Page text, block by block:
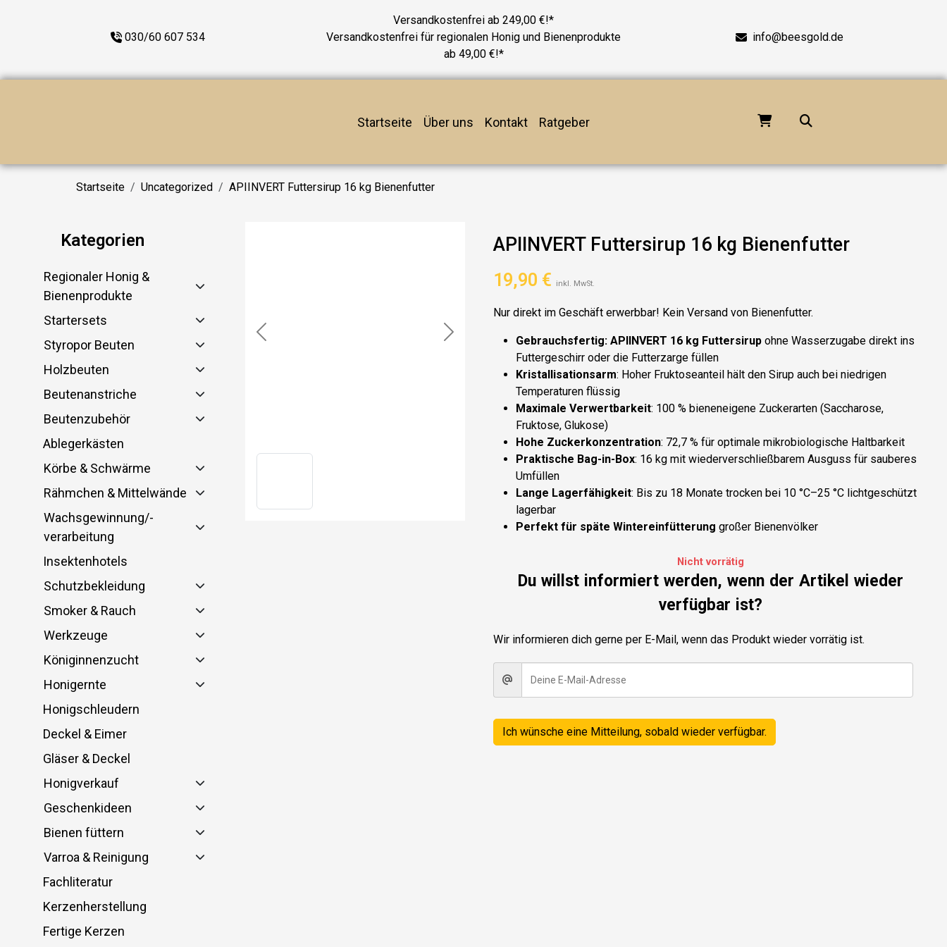
030/60 607 534
Versandkostenfrei ab 249,00 €!*
Versandkostenfrei für regionalen Honig und Bienenprodukte
ab 49,00 €!*
info@beesgold.de
Startseite Über uns Kontakt Ratgeber
Startseite Uncategorized APIINVERT Futtersirup 16 kg Bienenfutter
Kategorien
Regionaler Honig &
Bienenprodukte
Startersets
Styropor Beuten
Holzbeuten
Beutenanstriche
Beutenzubehör
Ablegerkästen
Körbe & Schwärme
Rähmchen & Mittelwände
Wachsgewinnung/-
verarbeitung
Insektenhotels
Schutzbekleidung
Smoker & Rauch
Werkzeuge
Königinnenzucht
Honigernte
Honigschleudern
Deckel & Eimer
Gläser & Deckel
Honigverkauf
Geschenkideen
Bienen füttern
Varroa & Reinigung
Fachliteratur
Kerzenherstellung
Fertige Kerzen
Previous Next
APIINVERT Futtersirup 16 kg Bienenfutter
19,90 € inkl. MwSt.
Nur direkt im Geschäft erwerbbar! Kein Versand von Bienenfutter.
Gebrauchsfertig: APIINVERT 16 kg Futtersirup ohne Wasserzugabe direkt ins
Futtergeschirr oder die Futterzarge füllen
Kristallisationsarm: Hoher Fruktoseanteil hält den Sirup auch bei niedrigen
Temperaturen flüssig
Maximale Verwertbarkeit: 100 % bieneneigene Zuckerarten (Saccharose,
Fruktose, Glukose)
Hohe Zuckerkonzentration: 72,7 % für optimale mikrobiologische Haltbarkeit
Praktische Bag-in-Box: 16 kg mit wiederverschließbarem Ausguss für sauberes
Umfüllen
Lange Lagerfähigkeit: Bis zu 18 Monate trocken bei 10 °C–25 °C lichtgeschützt
lagerbar
Perfekt für späte Wintereinfütterung großer Bienenvölker
Nicht vorrätig
Du willst informiert werden, wenn der Artikel wieder
verfügbar ist?
Wir informieren dich gerne per E-Mail, wenn das Produkt wieder vorrätig ist.
Ich wünsche eine Mitteilung, sobald wieder verfügbar.